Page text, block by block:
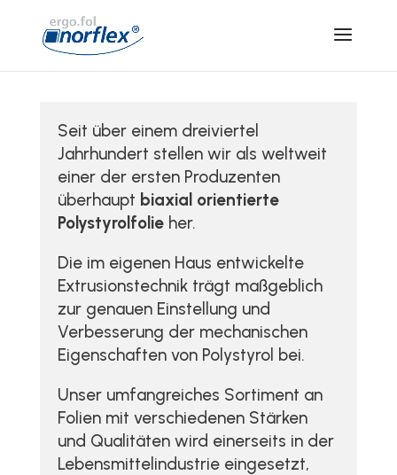
Seit über einem dreiviertel
Jahrhundert stellen wir als weltweit
einer der ersten Produzenten
überhaupt biaxial orientierte
Polystyrolfolieher.
Die im eigenen Haus entwickelte
Extrusionstechnik trägt maßgeblich
zur genauen Einstellung und
Verbesserung der mechanischen
Eigenschaften von Polystyrol bei.
Unser umfangreiches Sortiment an
Folien mit verschiedenen Stärken
und Qualitäten wird einerseits in der
Lebensmittelindustrie eingesetzt,